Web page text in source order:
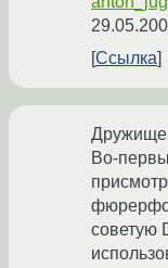
Ссылка
Во-
советую